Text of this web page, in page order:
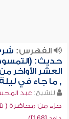
الفهرس:
حديث:
العشر الأواخر
, ما جاء في ليلة
للشيخ: عبد
جزء من محاضرة (